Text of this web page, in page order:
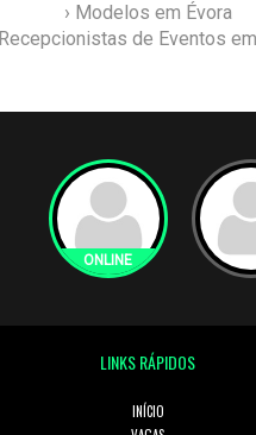
› Modelos em Évora
de Eventos
LINKS RÁPIDOS
INÍCIO